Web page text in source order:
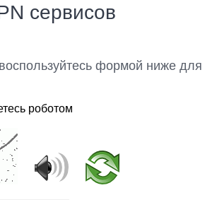
сервисов
формой ниже для
роботом